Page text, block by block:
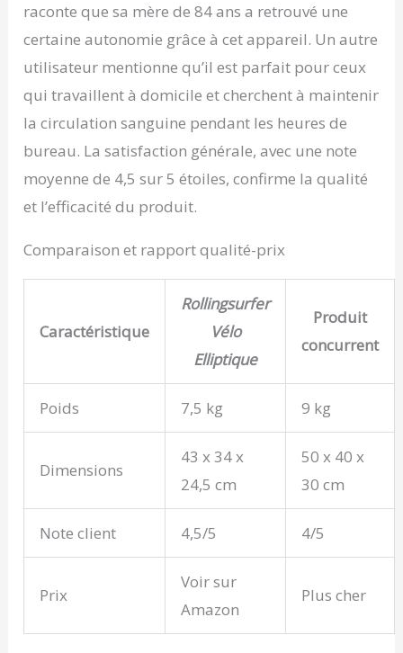
avec une rotation plus
douce. Idéal pour
travailler, regarder la
télévision ou lire sans
déranger la famille ou les
collègues.
【ENTIÈREMENT
ASSEMBLÉ, FACILE À
RANGER】L'appareil
d'exercice pour les
jambes est livré
permet une utilisation
nécessiter d'installation
complexe. La poignée
portable facilite la
mobilité d'une pièce à
l'autre. Sa conception
compacte assure un
dans n'importe quel
espace.
raconte que sa mère de 84 ans a retrouvé une
certaine autonomie grâce à cet appareil. Un autre
utilisateur mentionne qu’il est parfait pour ceux
qui travaillent à domicile et cherchent à maintenir
la circulation sanguine pendant les heures de
bureau. La satisfaction générale, avec une note
moyenne de 4,5 sur 5 étoiles, confirme la qualité
et l’efficacité du produit.
Comparaison et rapport qualité-prix
Caractéristique
Rollingsurfer
Vélo
Elliptique
Produit
concurrent
Poids 7,5 kg 9 kg
Dimensions
43 x 34 x
24,5 cm
50 x 40 x
30 cm
Note client 4,5/5 4/5
Prix
Voir sur
Amazon
Plus cher